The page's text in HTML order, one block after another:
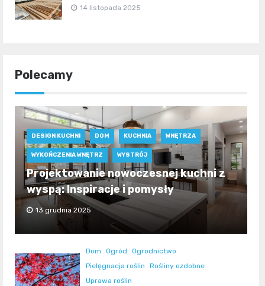
14 listopada 2025
Polecamy
DESIGN KUCHNI DOM KUCHNIA WNĘTRZA
WYKOŃCZENIA WNĘTRZ WYSTRÓJ
Projektowanie nowoczesnej kuchni z
wyspą: Inspiracje i pomysły
13 grudnia 2025
Dom Ogród
Ogrodnictwo
Pielęgnacja roślin
Rośliny ozdobne
Uprawa roślin